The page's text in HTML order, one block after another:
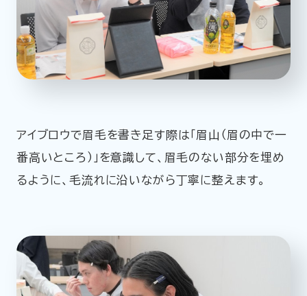
アイブロウで眉毛を書き足す際は「眉山（眉の中で一
番高いところ）」を意識して、眉毛のない部分を埋め
るように、毛流れに沿いながら丁寧に整えます。